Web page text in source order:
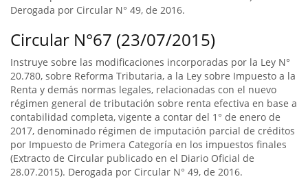
Derogada por Circular N° 49, de 2016.
Circular N°67 (23/07/2015)
Instruye sobre las modificaciones incorporadas por la Ley N°
20.780, sobre Reforma Tributaria, a la Ley sobre Impuesto a la
Renta y demás normas legales, relacionadas con el nuevo
régimen general de tributación sobre renta efectiva en base a
contabilidad completa, vigente a contar del 1° de enero de
2017, denominado régimen de imputación parcial de créditos
por Impuesto de Primera Categoría en los impuestos finales
(Extracto de Circular publicado en el Diario Oficial de
28.07.2015). Derogada por Circular N° 49, de 2016.